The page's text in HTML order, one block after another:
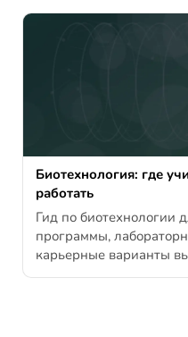
Биотехнология: где
работать
Гид по биотехнологии
программы,
карьерные варианты